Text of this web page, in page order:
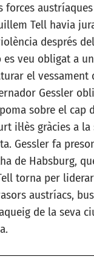
forces
Tell havia
després
es veu obligat a
el vessament
Gessler
sobre el cap
il·lès gràcies a
Gessler fa
de Habsburg,
torna per
austríacs,
de la seva